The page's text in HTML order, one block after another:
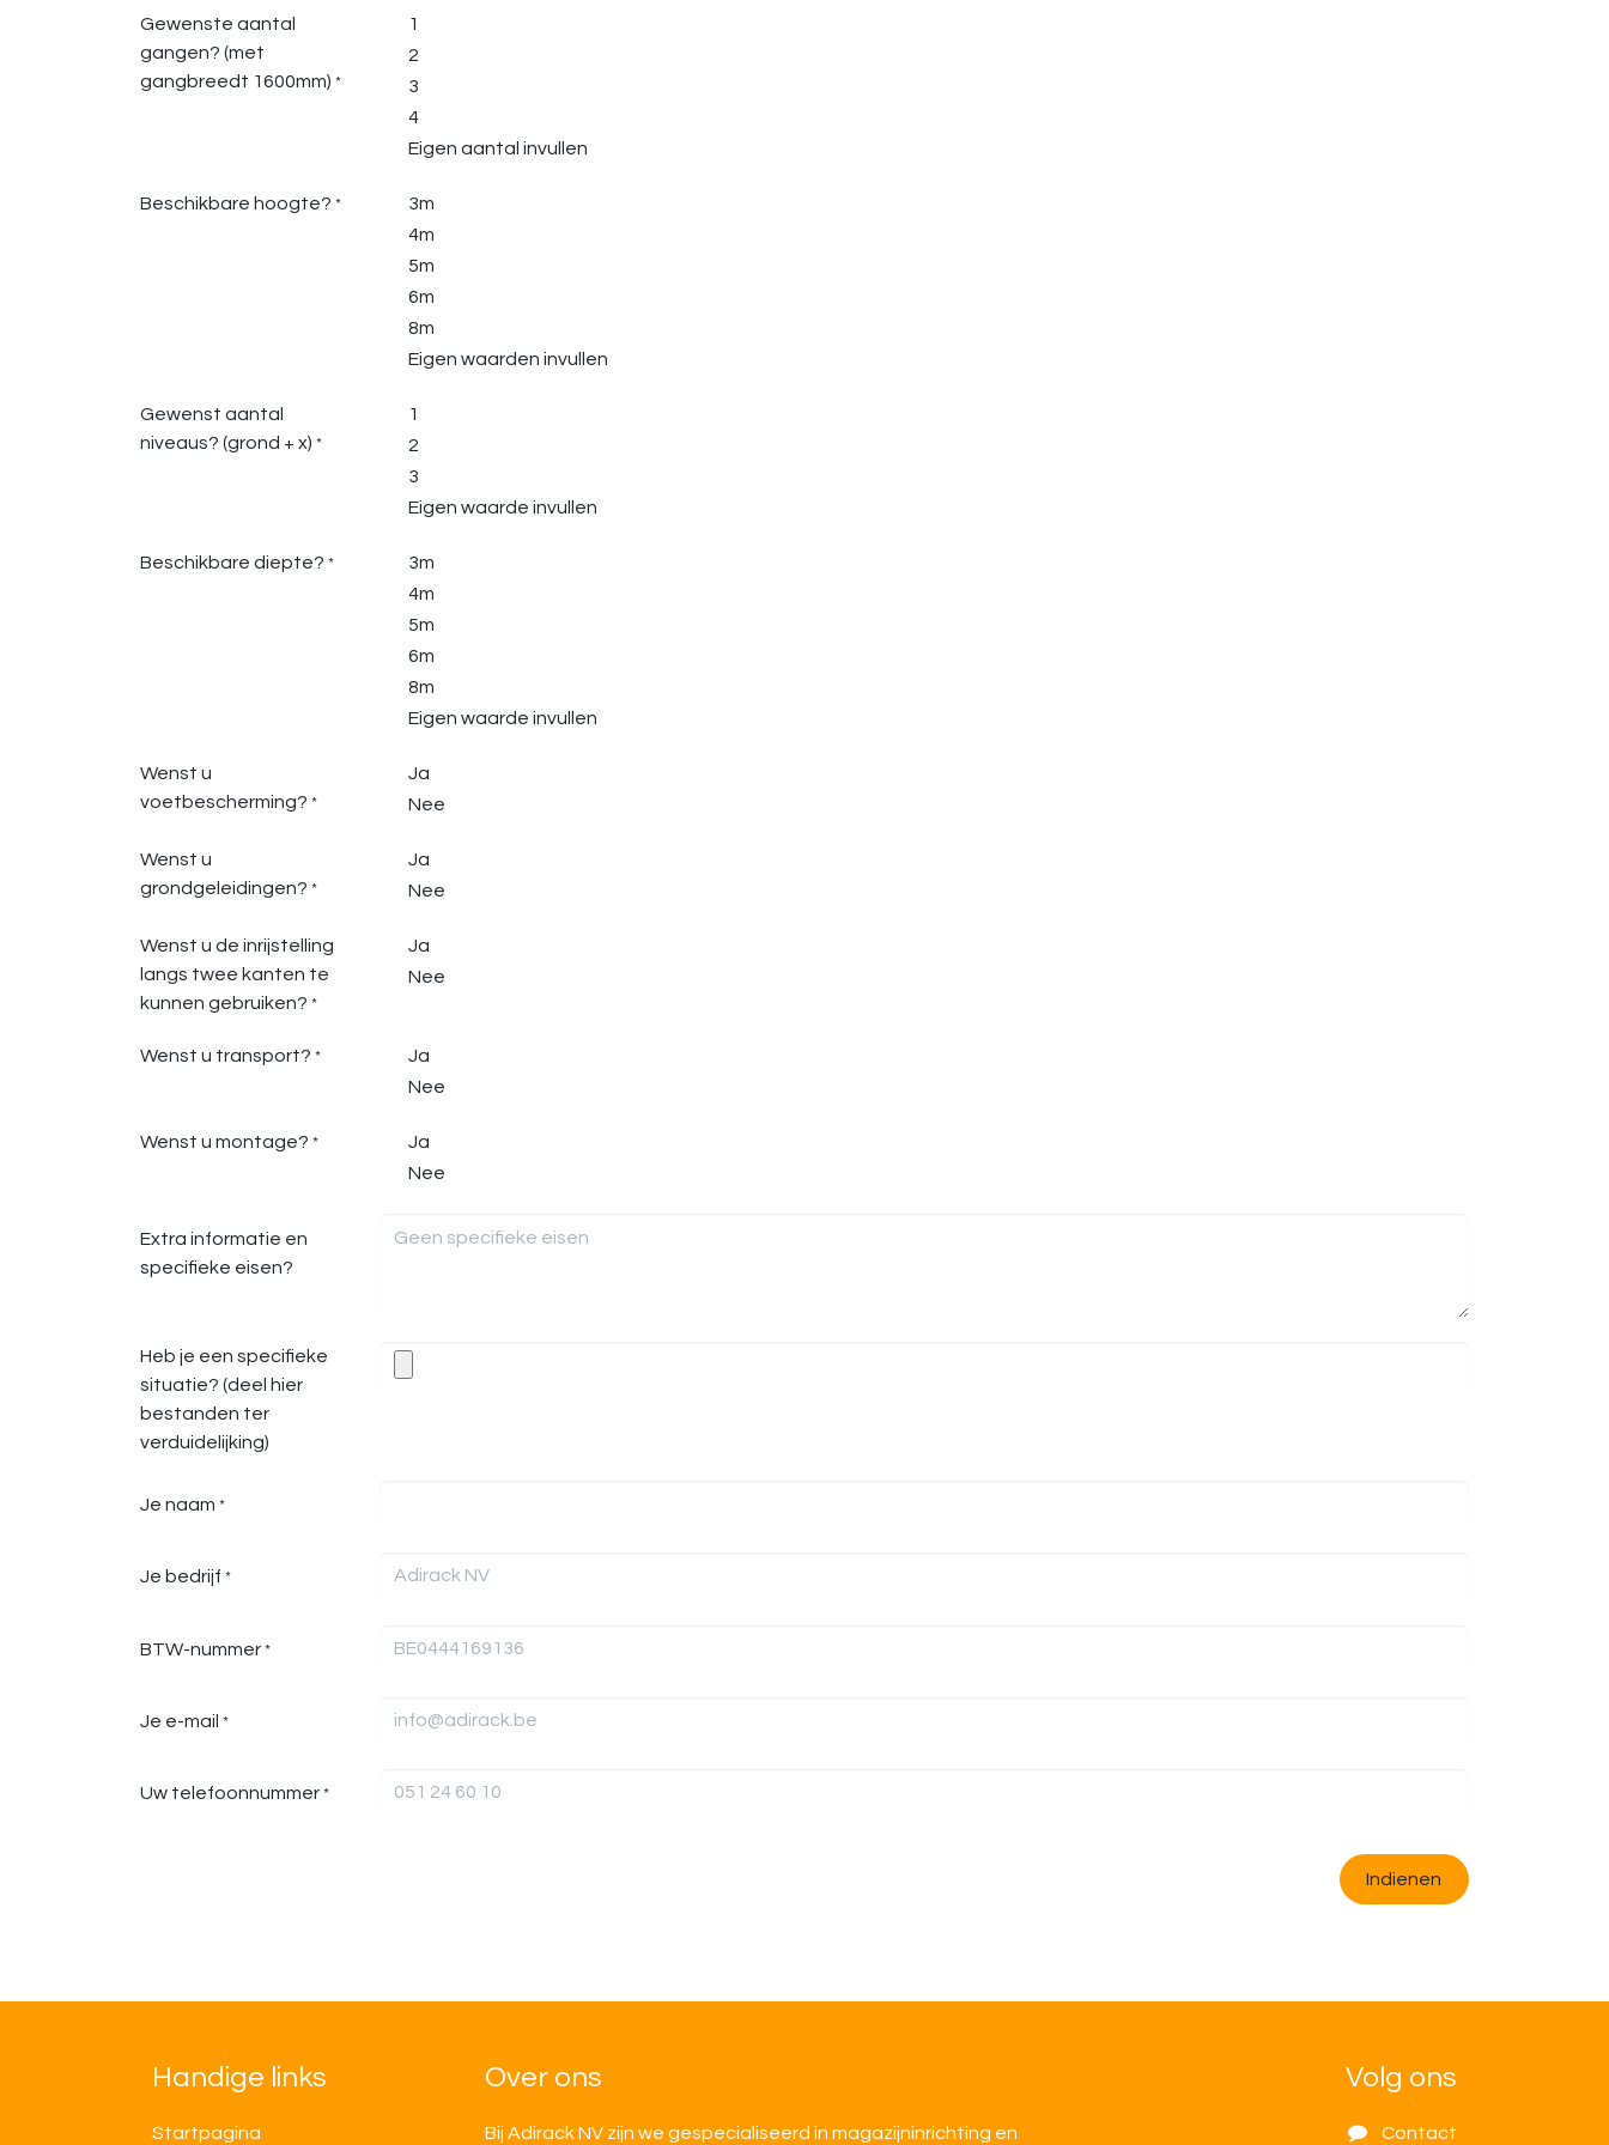
Gewenste aantal
gangen? (met
gangbreedt 1600mm) *
1
2
3
4
Eigen aantal invullen
Beschikbare hoogte? *
3m
4m
5m
6m
8m
Eigen waarden invullen
Gewenst aantal
niveaus? (grond + x) *
1
2
3
Eigen waarde invullen
Beschikbare diepte? *
3m
4m
5m
6m
8m
Eigen waarde invullen
Wenst u
voetbescherming? *
Ja
Nee
Wenst u
grondgeleidingen? *
Ja
Nee
Wenst u de inrijstelling
langs twee kanten te
kunnen gebruiken? *
Ja
Nee
Wenst u transport? *
Ja
Nee
Wenst u montage? *
Ja
Nee
Extra informatie en
specifieke eisen?
Heb je een specifieke
situatie? (deel hier
bestanden ter
verduidelijking)
Je naam *
Je bedrijf *
BTW-nummer *
Je e-mail *
Uw telefoonnummer *
Indienen
Handige links
Startpagina
Over ons
Bij Adirack NV zijn we gespecialiseerd in magazijninrichting en
Volg ons
Contact